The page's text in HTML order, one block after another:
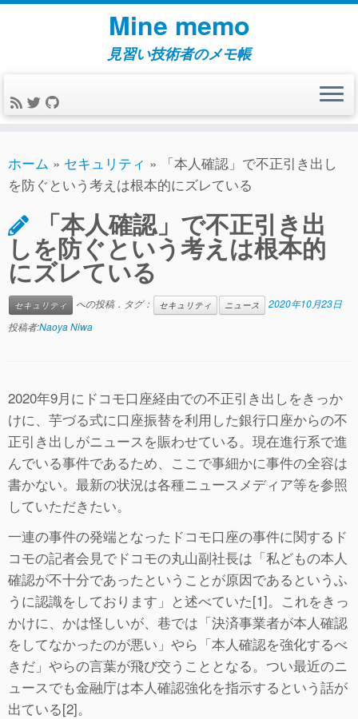
コ
ン
ツ
へ
キ
ッ
Mine memo
見習い技術者のメモ帳
ホーム » セキュリティ »
「本人確認」で不正引き出し
を防ぐという考えは根本的にズレている
「本人確認」で不正引き出
しを防ぐという考えは根本的
にズレている
セキュリティ への投稿．タグ： セキュリティ ニュース
2020年10月23日
投稿者:Naoya Niwa
2020年9月にドコモ口座経由での不正引き出しをきっか
けに、芋づる式に口座振替を利用した銀行口座からの不
正引き出しがニュースを賑わせている。現在進行系で進
んでいる事件であるため、ここで事細かに事件の全容は
書かない。最新の状況は各種ニュースメディア等を参照
していただきたい。
一連の事件の発端となったドコモ口座の事件に関するド
コモの記者会見でドコモの丸山副社長は「私どもの本人
確認が不十分であったということが原因であるというふ
うに認識をしております」と述べていた[1]。これをきっ
かけに、かは怪しいが、巷では「決済事業者が本人確認
をしてなかったのが悪い」やら「本人確認を強化するべ
きだ」やらの言葉が飛び交うこととなる。つい最近のニ
ュースでも金融庁は本人確認強化を指示するという話が
出ている[2]。